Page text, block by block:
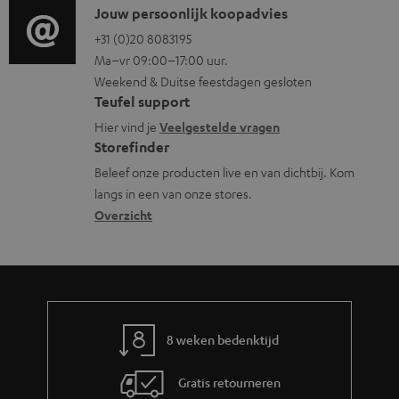
r
m
a
t
i
e
e
i
n
f
o
r
m
a
i
o
g
l
o
s
s
a
r
C
o
n
t
a
c
t
i
n
r
Jouw persoonlijk koopadvies
+31 (0)20 8083195
Ma–vr 09:00–17:00 uur.
Weekend & Duitse feestdagen gesloten
Teufel support
Hier vind je Veelgestelde vragen
Storefinder
Beleef onze producten live en van dichtbij. Kom
langs in een van onze stores.
Overzicht
8 weken bedenktijd
Gratis retourneren